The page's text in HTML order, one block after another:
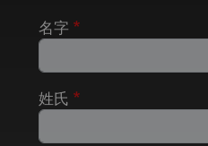
名字
姓氏